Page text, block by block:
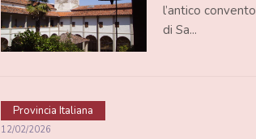
l’antico convento
di Sa...
Provincia Italiana
12/02/2026